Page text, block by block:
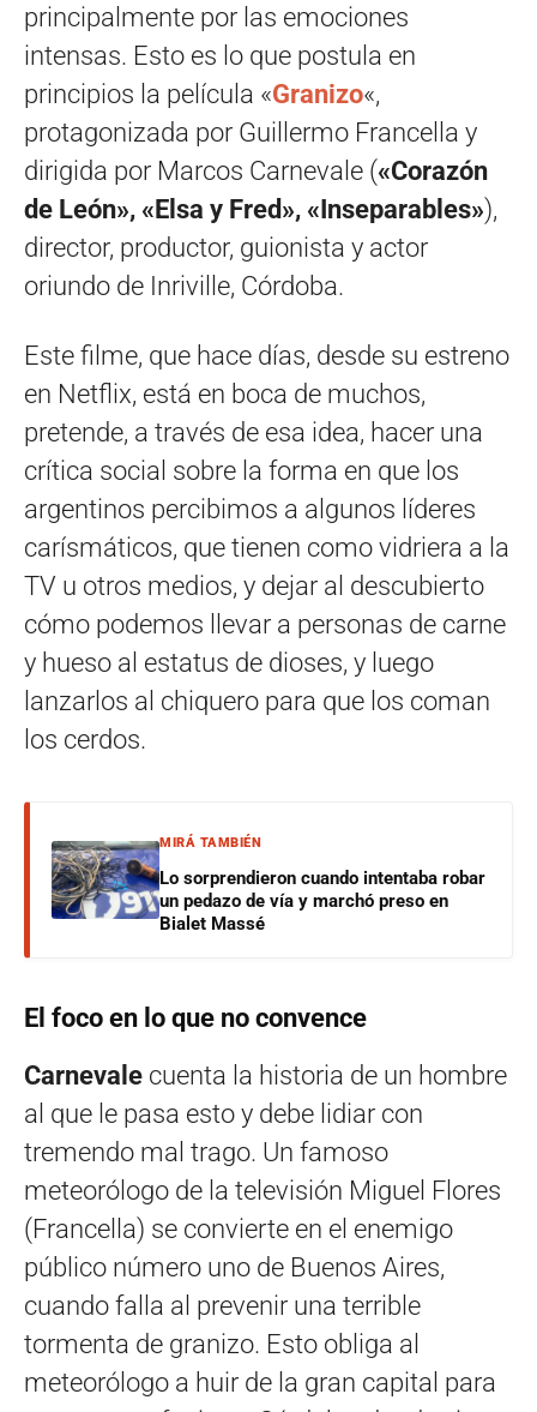
principalmente por las emociones
intensas. Esto es lo que postula en
principios la película «Granizo«,
protagonizada por Guillermo Francella y
dirigida por Marcos Carnevale («Corazón
de León», «Elsa y Fred», «Inseparables»),
director, productor, guionista y actor
oriundo de Inriville, Córdoba.
Este filme, que hace días, desde su estreno
en Netflix, está en boca de muchos,
pretende, a través de esa idea, hacer una
crítica social sobre la forma en que los
argentinos percibimos a algunos líderes
carísmáticos, que tienen como vidriera a la
TV u otros medios, y dejar al descubierto
cómo podemos llevar a personas de carne
y hueso al estatus de dioses, y luego
lanzarlos al chiquero para que los coman
los cerdos.
MIRÁ TAMBIÉN
Lo sorprendieron cuando intentaba robar
un pedazo de vía y marchó preso en
Bialet Massé
El foco en lo que no convence
Carnevale cuenta la historia de un hombre
al que le pasa esto y debe lidiar con
tremendo mal trago. Un famoso
meteorólogo de la televisión Miguel Flores
(Francella) se convierte en el enemigo
público número uno de Buenos Aires,
cuando falla al prevenir una terrible
tormenta de granizo. Esto obliga al
meteorólogo a huir de la gran capital para